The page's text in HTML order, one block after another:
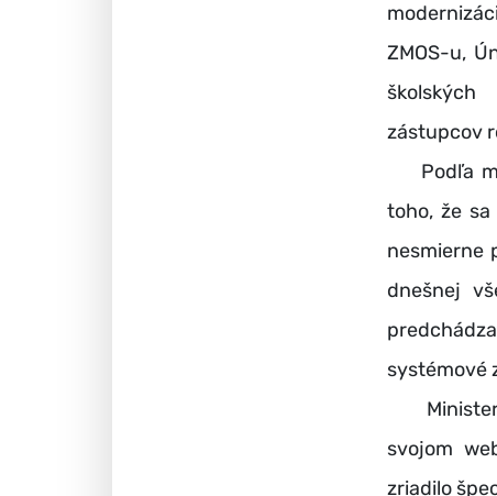
ZMOS-u,
školských
zástupcov
Podľa
toho, že
nesmierne
dnešnej
systémové
svojom
zriadilo